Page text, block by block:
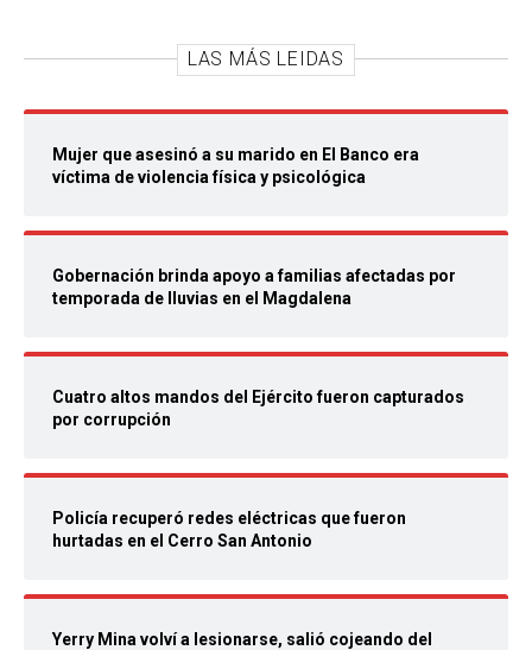
LAS MÁS LEIDAS
Mujer que asesinó a su marido en El Banco era
víctima de violencia física y psicológica
Gobernación brinda apoyo a familias afectadas por
temporada de lluvias en el Magdalena
Cuatro altos mandos del Ejército fueron capturados
por corrupción
Policía recuperó redes eléctricas que fueron
hurtadas en el Cerro San Antonio
Yerry Mina volví a lesionarse, salió cojeando del